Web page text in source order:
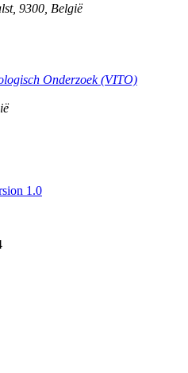
, 9300 België
Onderzoek (VITO)
1.0